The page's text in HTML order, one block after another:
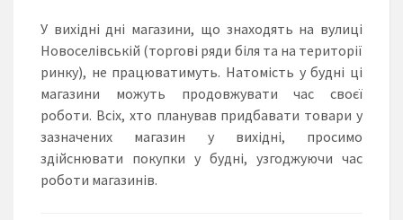
У вихідні дні магазини, що знаходять на вулиці
Новоселівській (торгові ряди біля та на території
ринку), не працюватимуть. Натомість у будні ці
магазини можуть продовжувати час своєї
роботи. Всіх, хто планував придбавати товари у
зазначених магазин у вихідні, просимо
здійснювати покупки у будні, узгоджуючи час
роботи магазинів.